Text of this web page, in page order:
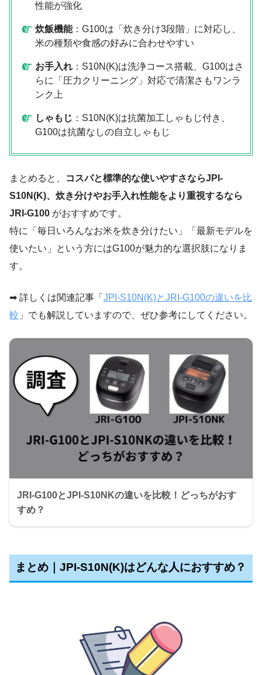
性能が強化
炊飯機能：G100は「炊き分け3段階」に対応し、
米の種類や食感の好みに合わせやすい
お手入れ ：S10N(K)は洗浄コース搭載、G100はさ
らに「圧力クリーニング」対応で清潔さもワンラ
ンク上
しゃもじ ：S10N(K)は抗菌加工しゃもじ付き、
G100は抗菌なしの自立しゃもじ
まとめると、
コスパと標準的な使いやすさならJPI-
S10N(K)、炊き分けやお手入れ性能をより重視するなら
JRI-G100 がおすすめです。
特に「毎日いろんなお米を炊き分けたい」「最新モデルを
使いたい」という方にはG100が魅力的な選択肢になりま
す。
➡ 詳しくは関連記事「 JPI-S10N(K)とJRI-G100の違いを比
較 」でも解説していますので、ぜひ参考にしてください。
JRI-G100とJPI-S10NKの違いを比較！どっちがおす
すめ？
まとめ｜JPI-S10N(K)はどんな人におすすめ？